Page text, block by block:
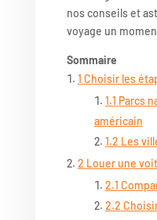
nos conseils et
voyage un
Sommaire
1 Choisir les
1.1 Parcs
américain
1.2 Les
2 Louer une
2.1
2.2